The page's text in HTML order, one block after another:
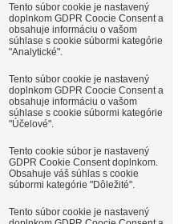
Tento súbor cookie je nastavený
doplnkom GDPR Coocie Consent a
obsahuje informáciu o vašom
súhlase s cookie súbormi kategórie
"Analytické".
Tento súbor cookie je nastavený
doplnkom GDPR Coocie Consent a
obsahuje informáciu o vašom
súhlase s cookie súbormi kategórie
"Účelové".
Tento cookie súbor je nastavený
GDPR Cookie Consent doplnkom.
Obsahuje váš súhlas s cookie
súbormi kategórie "Dôležité".
Tento súbor cookie je nastavený